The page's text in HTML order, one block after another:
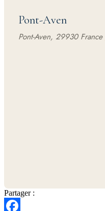
Pont-Aven
Pont-Aven, 29930 France
Partager :